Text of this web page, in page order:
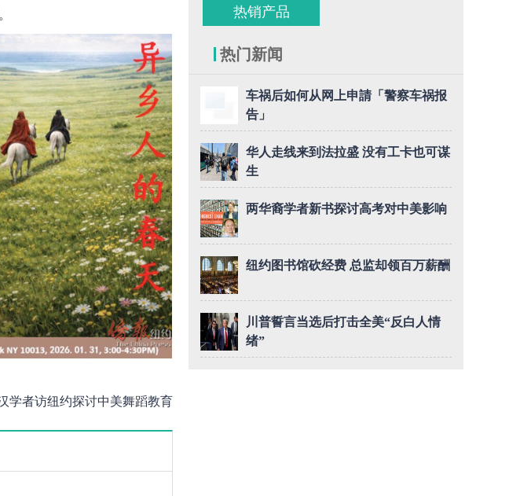
学者访纽约探讨中美舞蹈教育
热销产品
热门新闻
车祸后如何从网上申請「警察车祸报
告」
华人走线来到法拉盛 没有工卡也可谋
生
两华裔学者新书探讨高考对中美影响
纽约图书馆砍经费 总监却领百万薪酬
川普誓言当选后打击全美“反白人情
绪”